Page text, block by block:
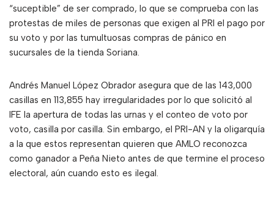
“suceptible” de ser comprado, lo que se comprueba con las
protestas de miles de personas que exigen al PRI el pago por
su voto y por las tumultuosas compras de pánico en
sucursales de la tienda Soriana.
Andrés Manuel López Obrador asegura que de las 143,000
casillas en 113,855 hay irregularidades por lo que solicitó al
IFE la apertura de todas las urnas y el conteo de voto por
voto, casilla por casilla. Sin embargo, el PRI-AN y la oligarquía
a la que estos representan quieren que AMLO reconozca
como ganador a Peña Nieto antes de que termine el proceso
electoral, aún cuando esto es ilegal.